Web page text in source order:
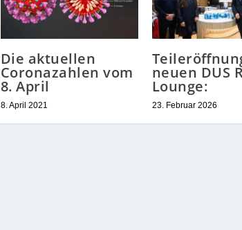
Die aktuellen
Coronazahlen vom
8. April
8. April 2021
neuen DUS
Lounge:
23. Februar 2026